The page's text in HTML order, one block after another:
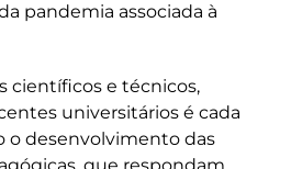
pandemia associada à
científicos e técnicos,
universitários é cada
o desenvolvimento das